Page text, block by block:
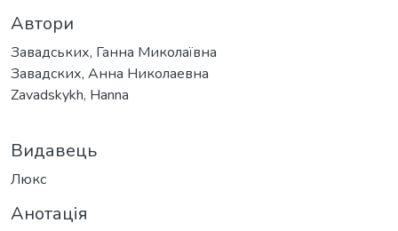
Автори
Завадських, Ганна Миколаївна
Завадских, Анна Николаевна
Zavadskykh, Hanna
Видавець
Люкс
Анотація